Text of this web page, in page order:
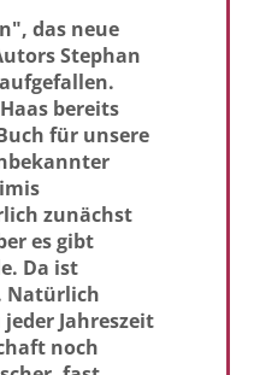
das neue
Stephan
bereits
für unsere
zunächst
es gibt
Da ist
Natürlich
Jahreszeit
noch